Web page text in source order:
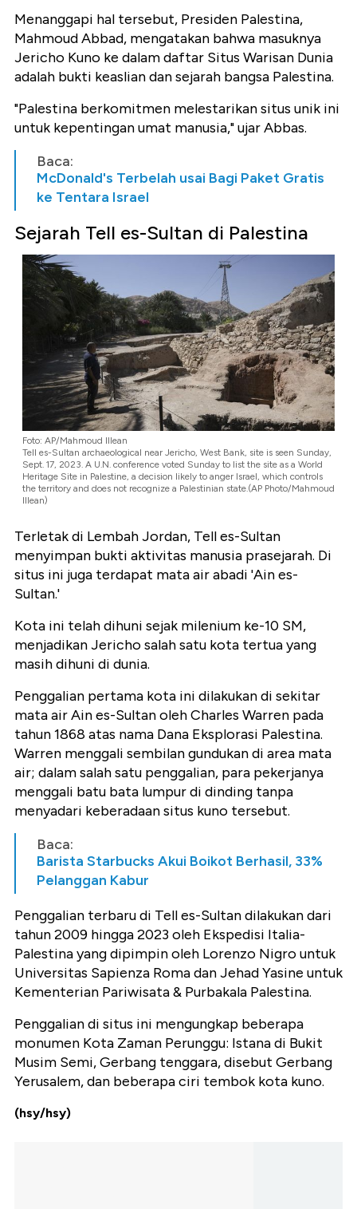
Menanggapi hal tersebut, Presiden Palestina,
Mahmoud Abbad, mengatakan bahwa masuknya
Jericho Kuno ke dalam daftar Situs Warisan Dunia
adalah bukti keaslian dan sejarah bangsa Palestina.
"Palestina berkomitmen melestarikan situs unik ini
untuk kepentingan umat manusia," ujar Abbas.
Baca:
McDonald's Terbelah usai Bagi Paket Gratis
ke Tentara Israel
Sejarah Tell es-Sultan di Palestina
Foto: AP/Mahmoud Illean
Tell es-Sultan archaeological near Jericho, West Bank, site is seen Sunday,
Sept. 17, 2023. A U.N. conference voted Sunday to list the site as a World
Heritage Site in Palestine, a decision likely to anger Israel, which controls
the territory and does not recognize a Palestinian state.(AP Photo/Mahmoud
Illean)
Terletak di Lembah Jordan, Tell es-Sultan
menyimpan bukti aktivitas manusia prasejarah. Di
situs ini juga terdapat mata air abadi 'Ain es-
Sultan.'
Kota ini telah dihuni sejak milenium ke-10 SM,
menjadikan Jericho salah satu kota tertua yang
masih dihuni di dunia.
Penggalian pertama kota ini dilakukan di sekitar
mata air Ain es-Sultan oleh Charles Warren pada
tahun 1868 atas nama Dana Eksplorasi Palestina.
Warren menggali sembilan gundukan di area mata
air; dalam salah satu penggalian, para pekerjanya
menggali batu bata lumpur di dinding tanpa
menyadari keberadaan situs kuno tersebut.
Baca:
Barista Starbucks Akui Boikot Berhasil, 33%
Pelanggan Kabur
Penggalian terbaru di Tell es-Sultan dilakukan dari
tahun 2009 hingga 2023 oleh Ekspedisi Italia-
Palestina yang dipimpin oleh Lorenzo Nigro untuk
Universitas Sapienza Roma dan Jehad Yasine untuk
Kementerian Pariwisata & Purbakala Palestina.
Penggalian di situs ini mengungkap beberapa
monumen Kota Zaman Perunggu: Istana di Bukit
Musim Semi, Gerbang tenggara, disebut Gerbang
Yerusalem, dan beberapa ciri tembok kota kuno.
(hsy/hsy)